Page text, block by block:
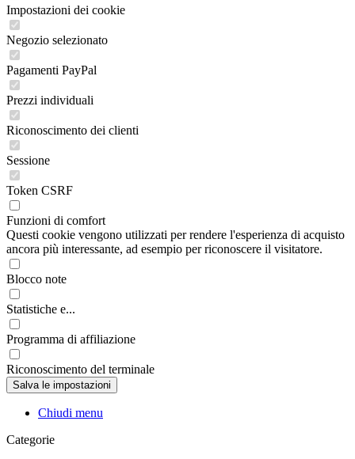
Impostazioni dei cookie
Negozio selezionato
Pagamenti PayPal
Prezzi individuali
Riconoscimento dei clienti
Sessione
Token CSRF
Funzioni di comfort
Questi cookie vengono utilizzati per rendere l'esperienza di acquisto
ancora più interessante, ad esempio per riconoscere il visitatore.
Blocco note
Statistiche e...
Programma di affiliazione
Riconoscimento del terminale
Chiudi menu
Categorie